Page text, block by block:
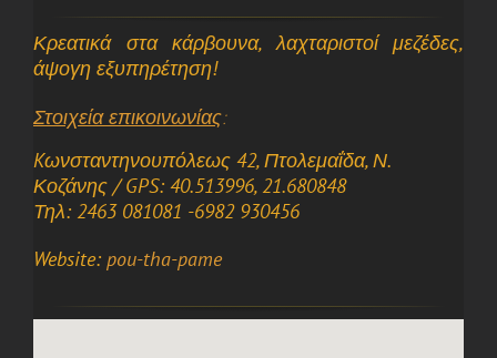
Κρεατικά στα κάρβουνα, λαχταριστοί μεζέδες,
άψογη εξυπηρέτηση!
Στοιχεία επικοινωνίας:
Kωνσταντηνουπόλεως 42, Πτολεμαΐδα, Ν.
Κοζάνης / GPS: 40.513996, 21.680848
Τηλ: 2463 081081 -6982 930456
Website: pou-tha-pame